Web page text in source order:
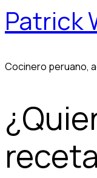
Patrick
Cocinero peruano,